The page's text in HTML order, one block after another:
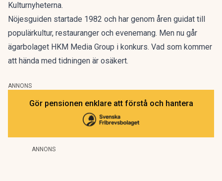
Kulturnyheterna.
Nöjesguiden startade 1982 och har genom åren guidat till
populärkultur, restauranger och evenemang. Men nu går
ägarbolaget HKM Media Group i konkurs. Vad som kommer
att hända med tidningen är osäkert.
ANNONS
Gör pensionen enklare att förstå och hantera
ANNONS